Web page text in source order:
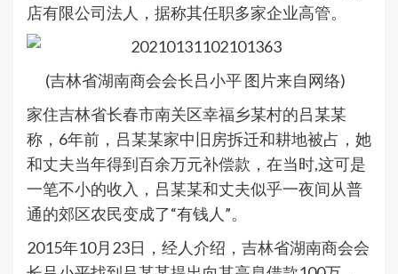
店有限公司法人，据称其任职多家企业高管。
(吉林省湖南商会会长吕小平 图片来自网络)
家住吉林省长春市南关区幸福乡某村的吕某某
称，6年前，吕某某家中旧房拆迁和耕地被占，她
和丈夫当年得到百余万元补偿款，在当时,这可是
一笔不小的收入，吕某某和丈夫似乎一夜间从普
通的郊区农民变成了“有钱人”。
2015年10月23日，经人介绍，吉林省湖南商会会